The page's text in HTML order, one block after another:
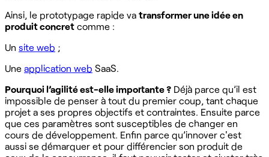
Ainsi, le prototypage rapide va transformer une idée en
produit concret comme :
Un site web ;
Une application web SaaS.
Pourquoi l’agilité est-elle importante ? Déjà parce qu’il est
impossible de penser à tout du premier coup, tant chaque
projet a ses propres objectifs et contraintes. Ensuite parce
que ces paramètres sont susceptibles de changer en
cours de développement. Enfin parce qu’innover c'est
aussi se démarquer et pour différencier son produit de